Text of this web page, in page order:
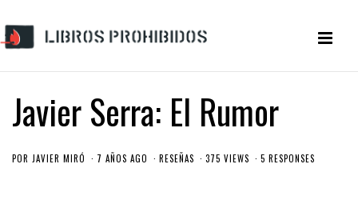
Javier Serra: El Rumor
POR JAVIER MIRÓ 7 AÑOS AGO RESEÑAS 375 VIEWS 5 RESPONSES